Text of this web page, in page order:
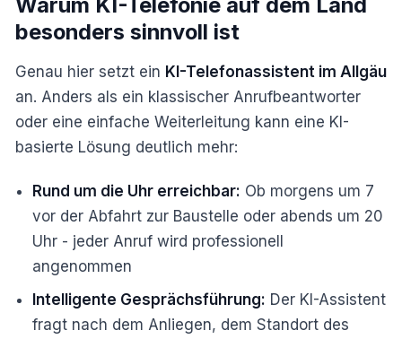
besonders sinnvoll ist
Genau hier setzt ein KI-Telefonassistent im Allgäu
an. Anders als ein klassischer Anrufbeantworter
oder eine einfache Weiterleitung kann eine KI-
basierte Lösung deutlich mehr:
Rund um die Uhr erreichbar: Ob morgens um 7
vor der Abfahrt zur Baustelle oder abends um 20
Uhr - jeder Anruf wird professionell
angenommen
Intelligente Gesprächsführung: Der KI-Assistent
fragt nach dem Anliegen, dem Standort des